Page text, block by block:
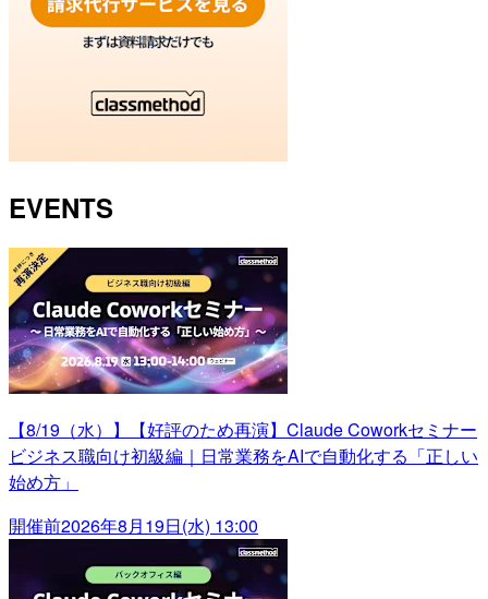
EVENTS
【8/19（水）】【好評のため再演】Claude Coworkセミナー
ビジネス職向け初級編｜日常業務をAIで自動化する「正しい
始め方」
開催前2026年8月19日(水) 13:00